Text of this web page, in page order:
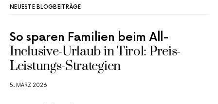
NEUESTE BLOGBEITRÄGE
So sparen Familien beim All-
Inclusive-Urlaub in Tirol: Preis-
Leistungs-Strategien
5. MÄRZ 2026